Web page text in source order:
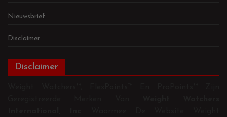
Nieuwsbrief
Disclaimer
Disclaimer